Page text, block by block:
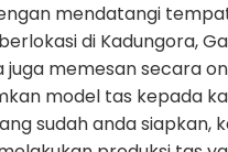
mendatangi
di Kadungora,
juga memesan secara
model tas kepada
sudah anda siapkan,